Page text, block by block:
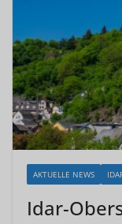
AKTUELLE NEWS
Idar-